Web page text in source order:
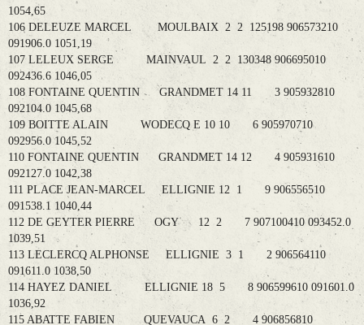
1054,65
106 DELEUZE MARCEL MOULBAIX 2 2 125198 906573210
091906.0 1051,19
107 LELEUX SERGE MAINVAUL 2 2 130348 906695010
092436.6 1046,05
108 FONTAINE QUENTIN GRANDMET 14 11 3 905932810
092104.0 1045,68
109 BOITTE ALAIN WODECQ E 10 10 6 905970710
092956.0 1045,52
110 FONTAINE QUENTIN GRANDMET 14 12 4 905931610
092127.0 1042,38
111 PLACE JEAN-MARCEL ELLIGNIE 12 1 9 906556510
091538.1 1040,44
112 DE GEYTER PIERRE OGY 12 2 7 907100410 093452.0
1039,51
113 LECLERCQ ALPHONSE ELLIGNIE 3 1 2 906564110
091611.0 1038,50
114 HAYEZ DANIEL ELLIGNIE 18 5 8 906599610 091601.0
1036,92
115 ABATTE FABIEN QUEVAUCA 6 2 4 906856810